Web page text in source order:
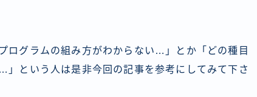
ログラムの組み方がわからない…」とか「どの種目
」という人 は是非今回の記事を参考にしてみて下さ